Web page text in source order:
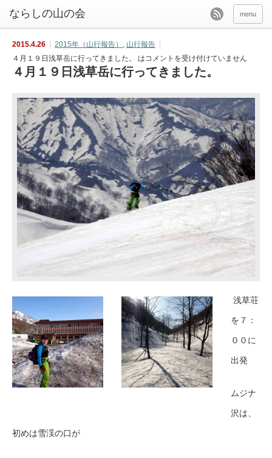
menu
2015.4.26 2015年（山行報告） , 山行報告
４月１９日浅草岳に行ってきました。 はコメントを受け付けていません
４月１９日浅草岳に行ってきました。
浅草荘
を７：
００に
出発
ムジナ
沢は、
初めは雪渓の口が